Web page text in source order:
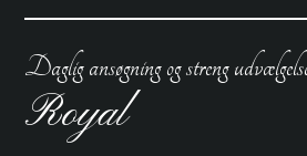
Daglig ansøgning og streng
Royal